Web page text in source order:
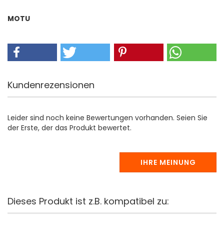
MOTU
Kundenrezensionen
Leider sind noch keine Bewertungen vorhanden. Seien Sie
der Erste, der das Produkt bewertet.
IHRE MEINUNG
Dieses Produkt ist z.B. kompatibel zu: